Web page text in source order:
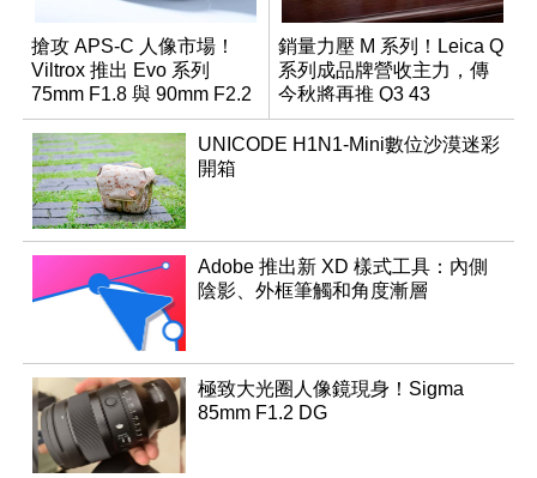
搶攻 APS-C 人像市場！
Viltrox 推出 Evo 系列
75mm F1.8 與 90mm F2.2
雙定焦望遠鏡頭
銷量力壓 M 系列！Leica Q
系列成品牌營收主力，傳
今秋將再推 Q3 43
Monochrom
UNICODE H1N1-Mini數位沙漠迷彩
開箱
Adobe 推出新 XD 樣式工具：內側
陰影、外框筆觸和角度漸層
極致大光圈人像鏡現身！Sigma
85mm F1.2 DG